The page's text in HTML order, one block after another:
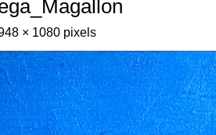
× 1080 pixels